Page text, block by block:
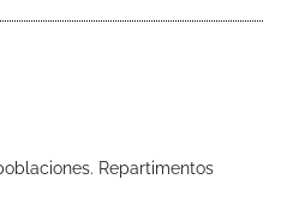
Repartimentos